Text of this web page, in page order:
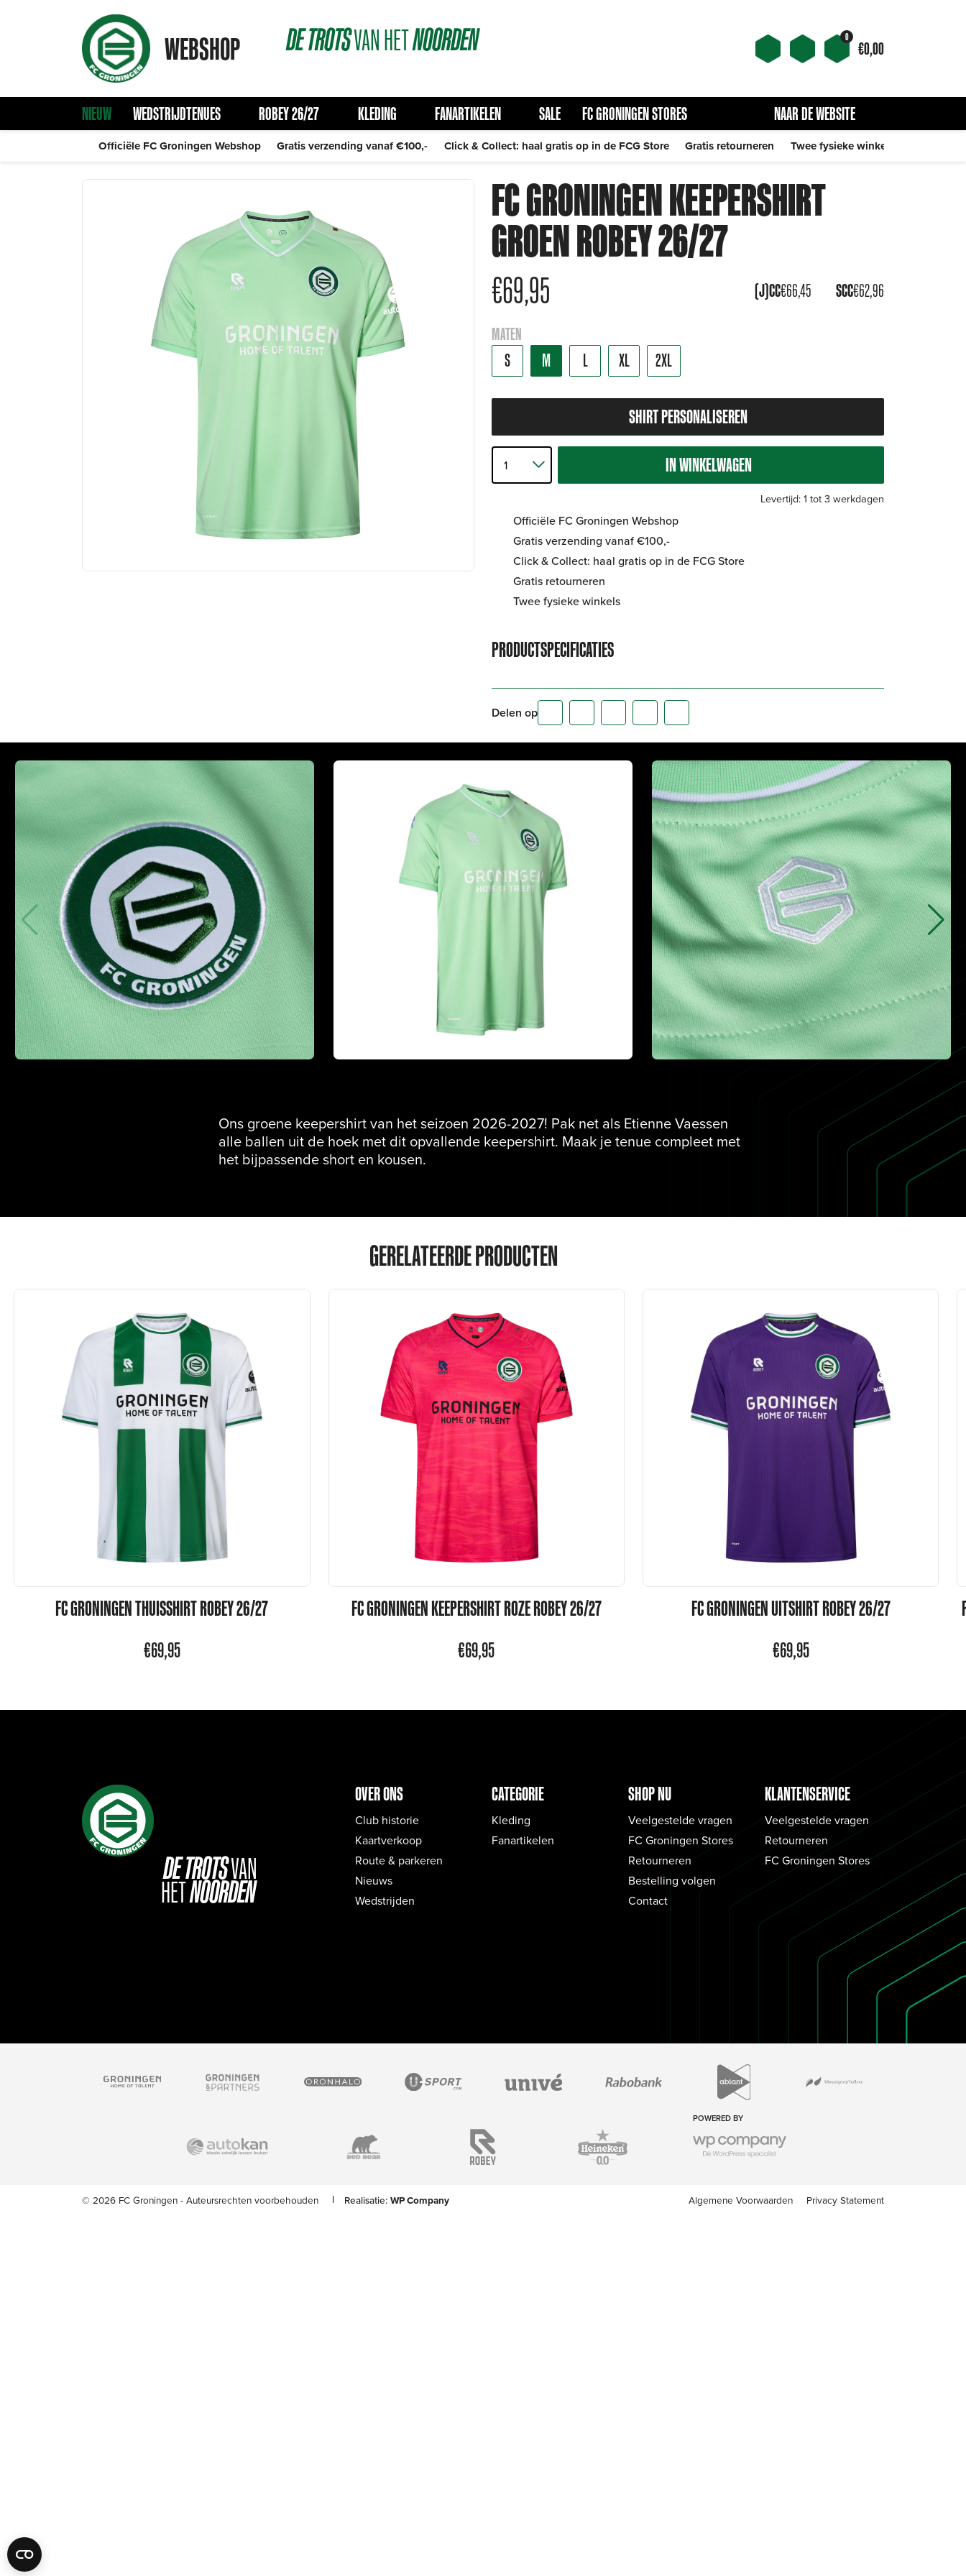
WEBSHOP DETROTSVANHETNOORDEN 0
€0,00
NIEUW WEDSTRIJDTENUES ROBEY 26/27 KLEDING FANARTIKELEN SALE FC GRONINGEN STORES NAAR DE WEBSITE
Officiële FC Groningen Webshop Gratis verzending vanaf €100,- Click & Collect: haal gratis op in de FCG Store Gratis retourneren Twee fysieke winkels
FC GRONINGEN KEEPERSHIRT
GROEN ROBEY 26/27
€69,95 (J)CC€66,45 SCC€62,96
MATEN
S M L XL 2XL
SHIRT PERSONALISEREN
IN WINKELWAGEN
Levertijd: 1 tot 3 werkdagen
Officiële FC Groningen Webshop
Gratis verzending vanaf €100,-
Click & Collect: haal gratis op in de FCG Store
Gratis retourneren
Twee fysieke winkels
PRODUCTSPECIFICATIES
Delen op
Ons groene keepershirt van het seizoen 2026-2027! Pak net als Etienne Vaessen
alle ballen uit de hoek met dit opvallende keepershirt. Maak je tenue compleet met
het bijpassende short en kousen.
GERELATEERDE PRODUCTEN
FC GRONINGEN THUISSHIRT ROBEY 26/27
€69,95
FC GRONINGEN KEEPERSHIRT ROZE ROBEY 26/27
€69,95
FC GRONINGEN UITSHIRT ROBEY 26/27
€69,95
DETROTSVAN
HETNOORDEN
OVER ONS
Club historie
Kaartverkoop
Route & parkeren
Nieuws
Wedstrijden
CATEGORIE
Kleding
Fanartikelen
SHOP NU
Veelgestelde vragen
FC Groningen Stores
Retourneren
Bestelling volgen
Contact
KLANTENSERVICE
Veelgestelde vragen
Retourneren
FC Groningen Stores
POWERED BY
© 2026 FC Groningen - Auteursrechten voorbehouden Realisatie: WP Company Algemene Voorwaarden Privacy Statement